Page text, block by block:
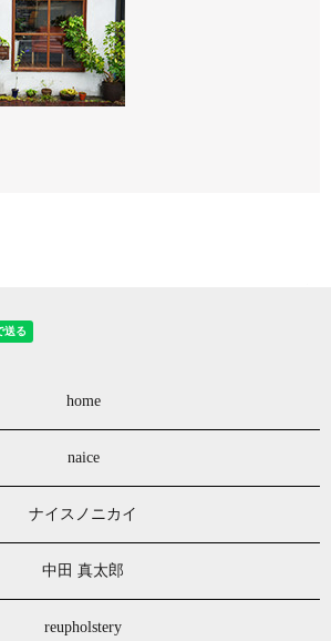
home
naice
ナイスノニカイ
中田 真太郎
reupholstery